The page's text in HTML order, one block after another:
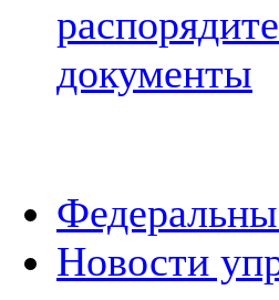
документы
Новости